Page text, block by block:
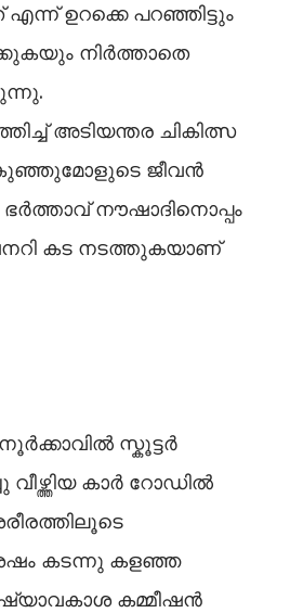
ഉറക്കെ പറഞ്ഞിട്ടും
നിർത്താതെ
അടിയന്തര ചികിത്സ
കുഞ്ഞുമോളുടെ ജീവൻ
ഭർത്താവ് നൗഷാദിനൊപ്പം
കട നടത്തുകയാണ്
സ്കൂട്ടർ
വീഴ്ത്തിയ കാർ റോഡില്‍
കടന്നു കളഞ്ഞ
കമ്മീഷൻ